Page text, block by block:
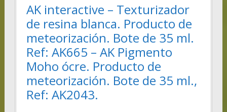
AK interactive – Texturizador
de resina blanca. Producto de
meteorización. Bote de 35 ml.
Ref: AK665 – AK Pigmento
Moho ócre. Producto de
meteorización. Bote de 35 ml.,
Ref: AK2043.